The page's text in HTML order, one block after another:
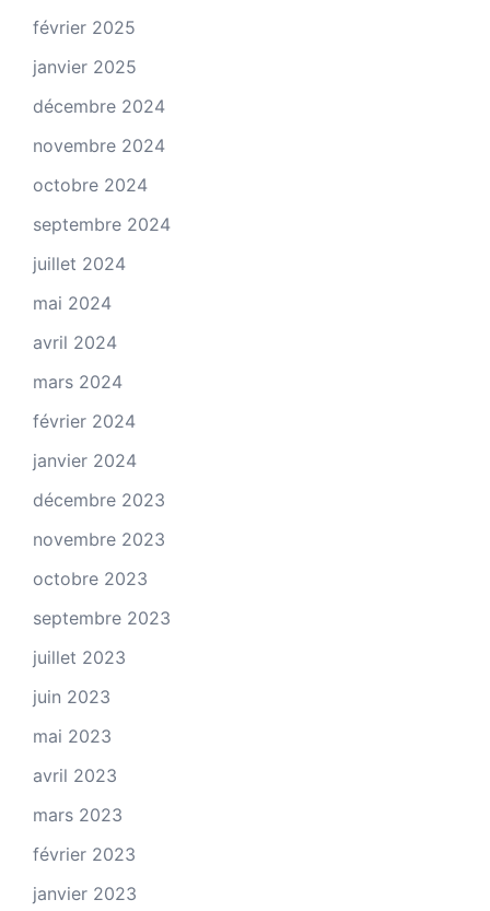
février 2025
janvier 2025
décembre 2024
novembre 2024
octobre 2024
septembre 2024
juillet 2024
mai 2024
avril 2024
mars 2024
février 2024
janvier 2024
décembre 2023
novembre 2023
octobre 2023
septembre 2023
juillet 2023
juin 2023
mai 2023
avril 2023
mars 2023
février 2023
janvier 2023